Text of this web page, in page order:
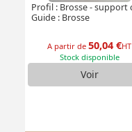
Guide : Brosse
A partir de50,04 €HT
Stock disponible
Voir